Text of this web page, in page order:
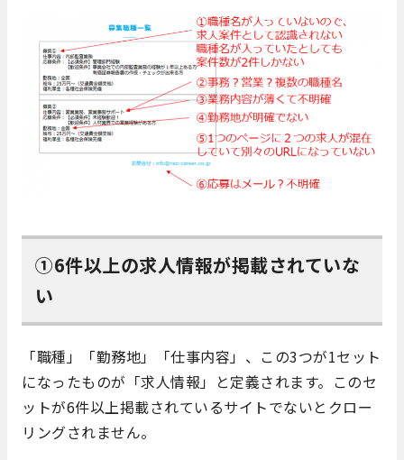
①6件以上の求人情報が掲載されていな
い
「職種」「勤務地」「仕事内容」、この3つが1セット
になったものが「求人情報」と定義されます。このセ
ットが6件以上掲載されているサイトでないとクロー
リングされません。